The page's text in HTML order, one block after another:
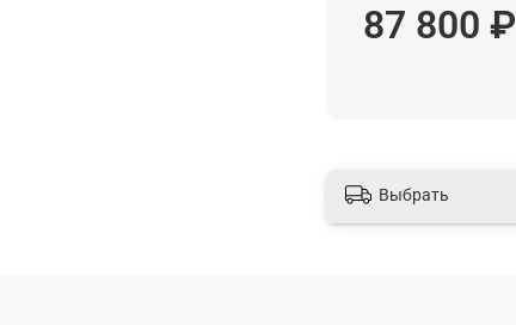
87 800 ₽
Выбрать